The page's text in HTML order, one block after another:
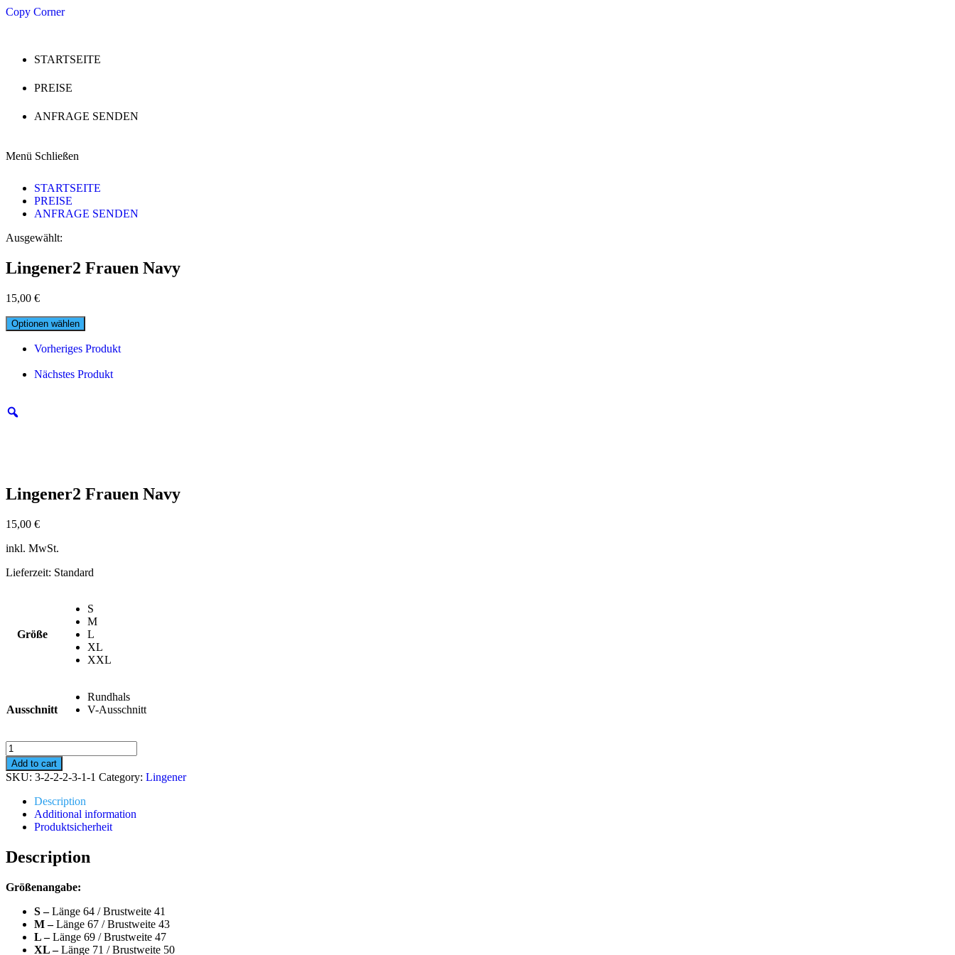
Zum
Copy Corner
STARTSEITE
PREISE
ANFRAGE SENDEN
Menü Schließen
STARTSEITE
PREISE
ANFRAGE SENDEN
Ausgewählt:
Lingener2 Frauen Navy
15,00 €
Optionen wählen
Vorheriges Produkt
Nächstes Produkt
Lingener2 Frauen Navy
15,00 €
inkl. MwSt.
Lieferzeit: Standard
Größe
S
M
L
XL
XXL
Ausschnitt
Rundhals
V-Ausschnitt
Lingener2
Frauen
Navy
quantity
Add to cart
SKU: 3-2-2-2-3-1-1 Category: Lingener
Description
Additional information
Produktsicherheit
Description
Größenangabe:
S –Länge 64 / Brustweite 41
M–Länge 67 / Brustweite 43
L–Länge 69 / Brustweite 47
XL–Länge 71 / Brustweite 50